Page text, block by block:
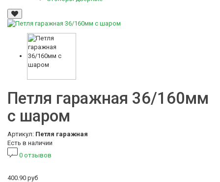
Петля гаражная 36/160мм
с шаром
Артикул: Петля гаражная
Есть в наличии
0 отзывов
400.90 руб